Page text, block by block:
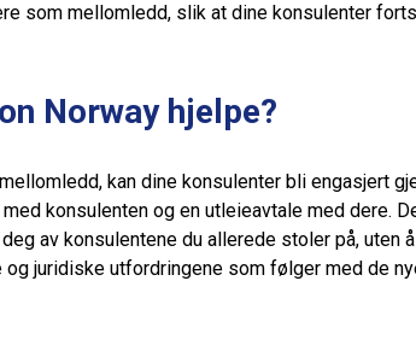
som mellomledd, slik at dine konsulenter
Norway hjelpe?
kan dine konsulenter bli engasjert
konsulenten og en utleieavtale med dere.
av konsulentene du allerede stoler på, uten å
juridiske utfordringene som følger med de